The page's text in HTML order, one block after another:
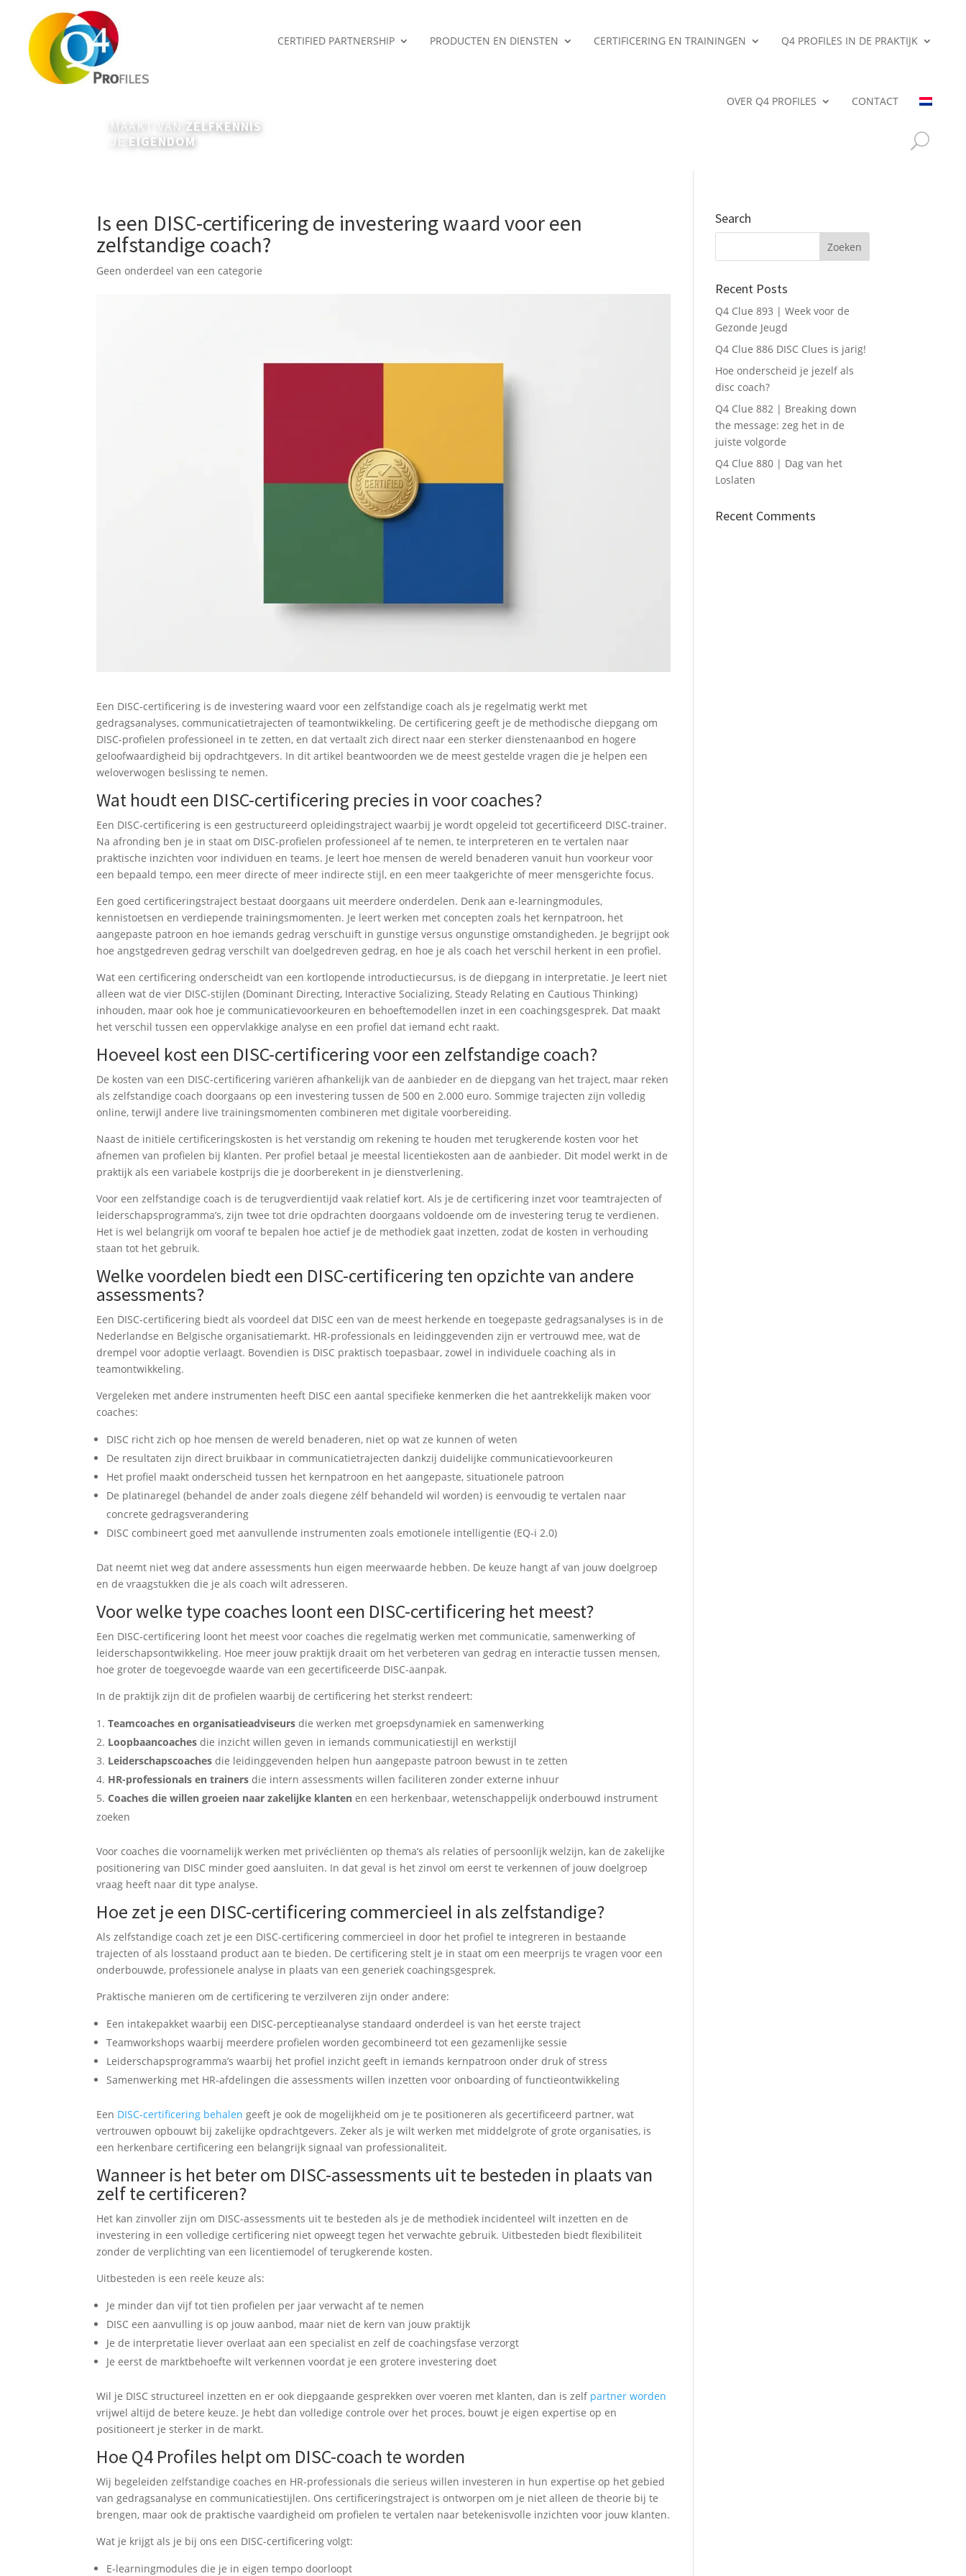
CERTIFIED PARTNERSHIP PRODUCTEN EN DIENSTEN CERTIFICERING EN TRAININGEN Q4 PROFILES IN DE PRAKTIJK
OVER Q4 PROFILES CONTACT
MAAKT VAN ZELFKENNIS
JE
EIGENDOM
Is een DISC-certificering de investering waard voor een
zelfstandige coach?
Geen onderdeel van een categorie
Een DISC-certificering is de investering waard voor een zelfstandige coach als je regelmatig werkt met
gedragsanalyses, communicatietrajecten of teamontwikkeling. De certificering geeft je de methodische diepgang om
DISC-profielen professioneel in te zetten, en dat vertaalt zich direct naar een sterker dienstenaanbod en hogere
geloofwaardigheid bij opdrachtgevers. In dit artikel beantwoorden we de meest gestelde vragen die je helpen een
weloverwogen beslissing te nemen.
Wat houdt een DISC-certificering precies in voor coaches?
Een DISC-certificering is een gestructureerd opleidingstraject waarbij je wordt opgeleid tot gecertificeerd DISC-trainer.
Na afronding ben je in staat om DISC-profielen professioneel af te nemen, te interpreteren en te vertalen naar
praktische inzichten voor individuen en teams. Je leert hoe mensen de wereld benaderen vanuit hun voorkeur voor
een bepaald tempo, een meer directe of meer indirecte stijl, en een meer taakgerichte of meer mensgerichte focus.
Een goed certificeringstraject bestaat doorgaans uit meerdere onderdelen. Denk aan e-learningmodules,
kennistoetsen en verdiepende trainingsmomenten. Je leert werken met concepten zoals het kernpatroon, het
aangepaste patroon en hoe iemands gedrag verschuift in gunstige versus ongunstige omstandigheden. Je begrijpt ook
hoe angstgedreven gedrag verschilt van doelgedreven gedrag, en hoe je als coach het verschil herkent in een profiel.
Wat een certificering onderscheidt van een kortlopende introductiecursus, is de diepgang in interpretatie. Je leert niet
alleen wat de vier DISC-stijlen (Dominant Directing, Interactive Socializing, Steady Relating en Cautious Thinking)
inhouden, maar ook hoe je communicatievoorkeuren en behoeftemodellen inzet in een coachingsgesprek. Dat maakt
het verschil tussen een oppervlakkige analyse en een profiel dat iemand echt raakt.
Hoeveel kost een DISC-certificering voor een zelfstandige coach?
De kosten van een DISC-certificering variëren afhankelijk van de aanbieder en de diepgang van het traject, maar reken
als zelfstandige coach doorgaans op een investering tussen de 500 en 2.000 euro. Sommige trajecten zijn volledig
online, terwijl andere live trainingsmomenten combineren met digitale voorbereiding.
Naast de initiële certificeringskosten is het verstandig om rekening te houden met terugkerende kosten voor het
afnemen van profielen bij klanten. Per profiel betaal je meestal licentiekosten aan de aanbieder. Dit model werkt in de
praktijk als een variabele kostprijs die je doorberekent in je dienstverlening.
Voor een zelfstandige coach is de terugverdientijd vaak relatief kort. Als je de certificering inzet voor teamtrajecten of
leiderschapsprogramma’s, zijn twee tot drie opdrachten doorgaans voldoende om de investering terug te verdienen.
Het is wel belangrijk om vooraf te bepalen hoe actief je de methodiek gaat inzetten, zodat de kosten in verhouding
staan tot het gebruik.
Welke voordelen biedt een DISC-certificering ten opzichte van andere
assessments?
Een DISC-certificering biedt als voordeel dat DISC een van de meest herkende en toegepaste gedragsanalyses is in de
Nederlandse en Belgische organisatiemarkt. HR-professionals en leidinggevenden zijn er vertrouwd mee, wat de
drempel voor adoptie verlaagt. Bovendien is DISC praktisch toepasbaar, zowel in individuele coaching als in
teamontwikkeling.
Vergeleken met andere instrumenten heeft DISC een aantal specifieke kenmerken die het aantrekkelijk maken voor
coaches:
DISC richt zich op hoe mensen de wereld benaderen, niet op wat ze kunnen of weten
De resultaten zijn direct bruikbaar in communicatietrajecten dankzij duidelijke communicatievoorkeuren
Het profiel maakt onderscheid tussen het kernpatroon en het aangepaste, situationele patroon
De platinaregel (behandel de ander zoals diegene zélf behandeld wil worden) is eenvoudig te vertalen naar
concrete gedragsverandering
DISC combineert goed met aanvullende instrumenten zoals emotionele intelligentie (EQ-i 2.0)
Dat neemt niet weg dat andere assessments hun eigen meerwaarde hebben. De keuze hangt af van jouw doelgroep
en de vraagstukken die je als coach wilt adresseren.
Voor welke type coaches loont een DISC-certificering het meest?
Een DISC-certificering loont het meest voor coaches die regelmatig werken met communicatie, samenwerking of
leiderschapsontwikkeling. Hoe meer jouw praktijk draait om het verbeteren van gedrag en interactie tussen mensen,
hoe groter de toegevoegde waarde van een gecertificeerde DISC-aanpak.
In de praktijk zijn dit de profielen waarbij de certificering het sterkst rendeert:
Teamcoaches en organisatieadviseurs die werken met groepsdynamiek en samenwerking
Loopbaancoaches die inzicht willen geven in iemands communicatiestijl en werkstijl
Leiderschapscoaches die leidinggevenden helpen hun aangepaste patroon bewust in te zetten
HR-professionals en trainers die intern assessments willen faciliteren zonder externe inhuur
Coaches die willen groeien naar zakelijke klanten en een herkenbaar, wetenschappelijk onderbouwd instrument
zoeken
Voor coaches die voornamelijk werken met privécliënten op thema’s als relaties of persoonlijk welzijn, kan de zakelijke
positionering van DISC minder goed aansluiten. In dat geval is het zinvol om eerst te verkennen of jouw doelgroep
vraag heeft naar dit type analyse.
Hoe zet je een DISC-certificering commercieel in als zelfstandige?
Als zelfstandige coach zet je een DISC-certificering commercieel in door het profiel te integreren in bestaande
trajecten of als losstaand product aan te bieden. De certificering stelt je in staat om een meerprijs te vragen voor een
onderbouwde, professionele analyse in plaats van een generiek coachingsgesprek.
Praktische manieren om de certificering te verzilveren zijn onder andere:
Een intakepakket waarbij een DISC-perceptieanalyse standaard onderdeel is van het eerste traject
Teamworkshops waarbij meerdere profielen worden gecombineerd tot een gezamenlijke sessie
Leiderschapsprogramma’s waarbij het profiel inzicht geeft in iemands kernpatroon onder druk of stress
Samenwerking met HR-afdelingen die assessments willen inzetten voor onboarding of functieontwikkeling
Een DISC-certificering behalen geeft je ook de mogelijkheid om je te positioneren als gecertificeerd partner, wat
vertrouwen opbouwt bij zakelijke opdrachtgevers. Zeker als je wilt werken met middelgrote of grote organisaties, is
een herkenbare certificering een belangrijk signaal van professionaliteit.
Wanneer is het beter om DISC-assessments uit te besteden in plaats van
zelf te certificeren?
Het kan zinvoller zijn om DISC-assessments uit te besteden als je de methodiek incidenteel wilt inzetten en de
investering in een volledige certificering niet opweegt tegen het verwachte gebruik. Uitbesteden biedt flexibiliteit
zonder de verplichting van een licentiemodel of terugkerende kosten.
Uitbesteden is een reële keuze als:
Je minder dan vijf tot tien profielen per jaar verwacht af te nemen
DISC een aanvulling is op jouw aanbod, maar niet de kern van jouw praktijk
Je de interpretatie liever overlaat aan een specialist en zelf de coachingsfase verzorgt
Je eerst de marktbehoefte wilt verkennen voordat je een grotere investering doet
Wil je DISC structureel inzetten en er ook diepgaande gesprekken over voeren met klanten, dan is zelf partner worden
vrijwel altijd de betere keuze. Je hebt dan volledige controle over het proces, bouwt je eigen expertise op en
positioneert je sterker in de markt.
Hoe Q4 Profiles helpt om DISC-coach te worden
Wij begeleiden zelfstandige coaches en HR-professionals die serieus willen investeren in hun expertise op het gebied
van gedragsanalyse en communicatiestijlen. Ons certificeringstraject is ontworpen om je niet alleen de theorie bij te
brengen, maar ook de praktische vaardigheid om profielen te vertalen naar betekenisvolle inzichten voor jouw klanten.
Wat je krijgt als je bij ons een DISC-certificering volgt:
E-learningmodules die je in eigen tempo doorloopt
Search
Recent Posts
Q4 Clue 893 | Week voor de
Gezonde Jeugd
Q4 Clue 886 DISC Clues is jarig!
Hoe onderscheid je jezelf als
disc coach?
Q4 Clue 882 | Breaking down
the message: zeg het in de
juiste volgorde
Q4 Clue 880 | Dag van het
Loslaten
Recent Comments